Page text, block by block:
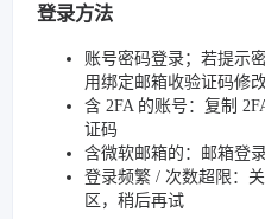
登录方法
账号密码登录；若提示
用绑定邮箱收验证码修
含 2FA 的账号：复制
证码
含微软邮箱的：邮箱登
登录频繁 / 次数超限：
区，稍后再试